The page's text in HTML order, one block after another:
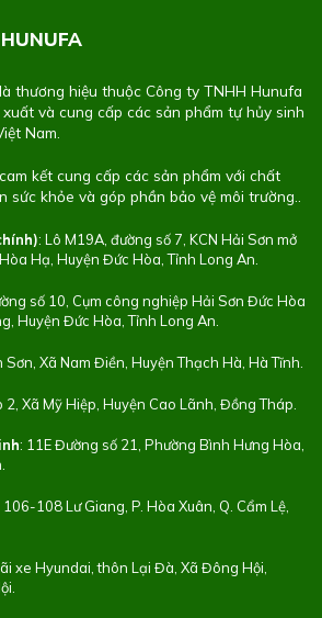
thương hiệu thuộc Công ty TNHH Hunufa
và cung cấp các sản phẩm tự hủy sinh
Nam.
kết cung cấp các sản phẩm với chất
sức khỏe và góp phần bảo vệ môi trường..
: Lô M19A, đường số 7, KCN Hải Sơn mở
Hạ, Huyện Đức Hòa, Tỉnh Long An.
số 10, Cụm công nghiệp Hải Sơn Đức Hòa
Huyện Đức Hòa, Tỉnh Long An.
Sơn, Xã Nam Điền, Huyện Thạch Hà, Hà Tĩnh.
2, Xã Mỹ Hiệp, Huyện Cao Lãnh, Đồng Tháp.
: 11E Đường số 21, Phường Bình Hưng Hòa,
106-108 Lư Giang, P. Hòa Xuân, Q. Cẩm Lệ,
xe Hyundai, thôn Lại Đà, Xã Đông Hội,